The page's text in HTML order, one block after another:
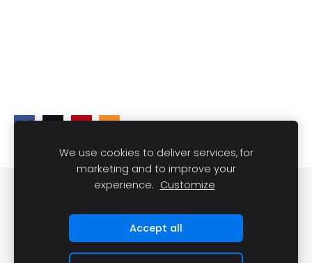
DARĪT UN REDZĒT Sīkdatnes
We use cookies to deliver services, for
marketing and to improve your
experience. Customize
Accept all